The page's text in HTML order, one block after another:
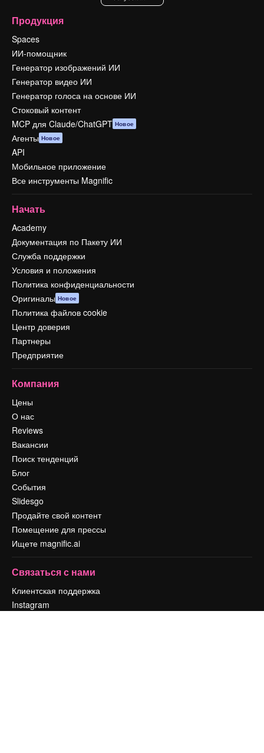
Продукция
Spaces
ИИ-помощник
Генератор изображений ИИ
Генератор видео ИИ
Генератор голоса на основе ИИ
Стоковый контент
MCP для Claude/ChatGPT Новое
Агенты Новое
API
Мобильное приложение
Все инструменты Magnific
Начать
Academy
Документация по Пакету ИИ
Служба поддержки
Условия и положения
Политика конфиденциальности
Оригиналы Новое
Политика файлов cookie
Центр доверия
Партнеры
Предприятие
Компания
Цены
О нас
Reviews
Вакансии
Поиск тенденций
Блог
События
Slidesgo
Продайте свой контент
Помещение для прессы
Ищете magnific.ai
Связаться с нами
Клиентская поддержка
Instagram